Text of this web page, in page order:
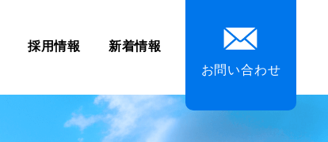
お問い合わせ
採用情報 新着情報